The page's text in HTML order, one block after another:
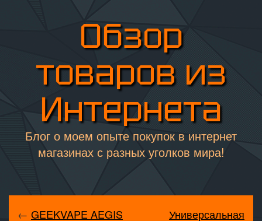
Обзор
товаров из
Интернета
Блог о моем опыте покупок в интернет
магазинах с разных уголков мира!
← GEEKVAPE AEGIS
Универсальная